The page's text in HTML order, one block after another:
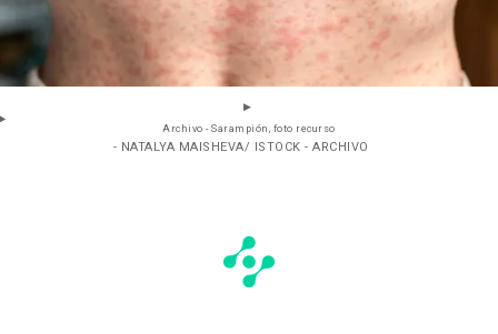
Archivo - Sarampión, foto recurso
- NATALYA MAISHEVA/ ISTOCK - ARCHIVO